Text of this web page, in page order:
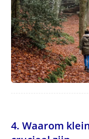
4. Waarom